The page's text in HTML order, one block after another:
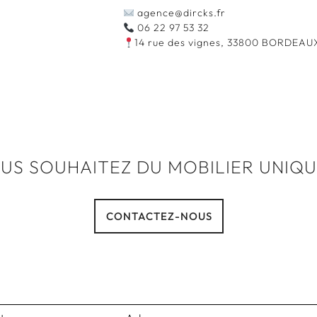
agence@dircks.fr
06 22 97 53 32
14 rue des vignes, 33800
SOUHAITEZ DU MOBILIER
CONTACTEZ-NOUS